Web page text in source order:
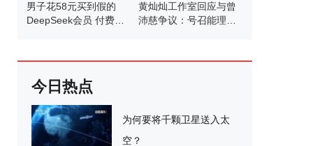
男子花58元买到假的
DeepSeek会员 付费服
黄灿灿工作室回应与曾
沛慈争议：号召能理智
今日热点
为何要将千颗卫星送入太
空？